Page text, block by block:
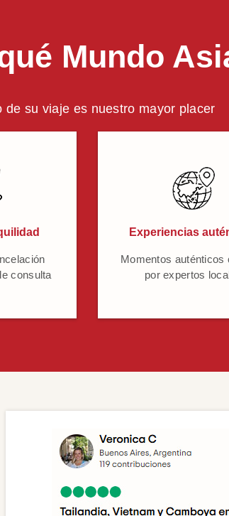
Mundo
de su viaje es nuestro mayor placer
consulta
Experiencias
Momentos auténticos
por expertos